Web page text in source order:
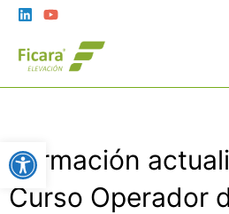
Abrir barra de herramientas
contenido
Formación
Curso Operador